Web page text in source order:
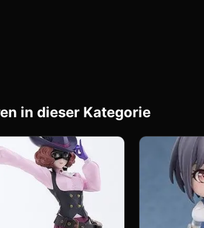
in dieser Kategorie